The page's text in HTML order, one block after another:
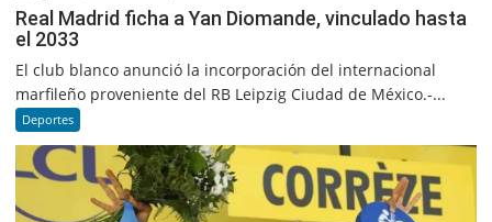
Real Madrid ficha a Yan Diomande, vinculado hasta
el 2033
El club blanco anunció la incorporación del internacional
marfileño proveniente del RB Leipzig Ciudad de México.-...
Deportes